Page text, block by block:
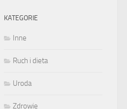
KATEGORIE
Inne
Ruch i dieta
Uroda
Zdrowie